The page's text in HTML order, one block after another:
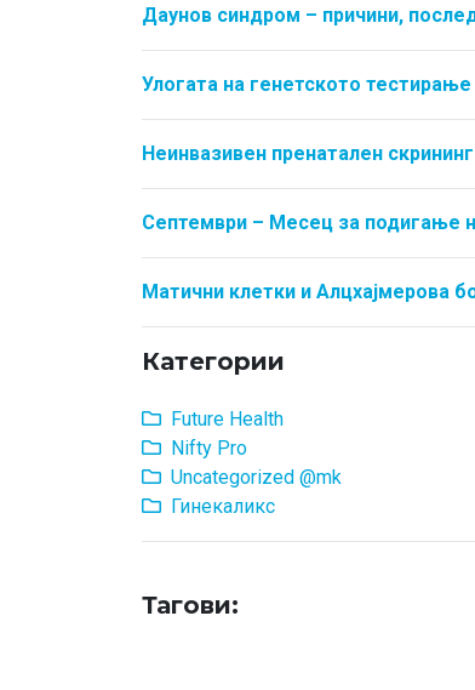
Даунов синдром – причини,
Улогата на генетското
Неинвазивен пренатален
Септември – Месец за подигање
Матични клетки и Алцхајмерова
Категории
Future Health
Nifty Pro
Uncategorized @mk
Гинекаликс
Тагови: